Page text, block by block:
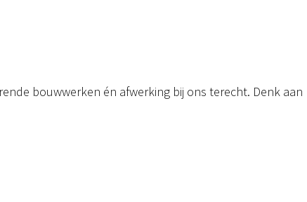
bouwwerken én afwerking bij ons terecht. Denk aan